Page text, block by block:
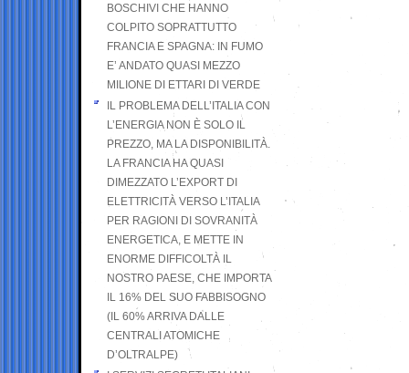
BOSCHIVI CHE HANNO
COLPITO SOPRATTUTTO
FRANCIA E SPAGNA: IN FUMO
E’ ANDATO QUASI MEZZO
MILIONE DI ETTARI DI VERDE
IL PROBLEMA DELL’ITALIA CON
L’ENERGIA NON È SOLO IL
PREZZO, MA LA DISPONIBILITÀ.
LA FRANCIA HA QUASI
DIMEZZATO L’EXPORT DI
ELETTRICITÀ VERSO L’ITALIA
PER RAGIONI DI SOVRANITÀ
ENERGETICA, E METTE IN
ENORME DIFFICOLTÀ IL
NOSTRO PAESE, CHE IMPORTA
IL 16% DEL SUO FABBISOGNO
(IL 60% ARRIVA DALLE
CENTRALI ATOMICHE
D’OLTRALPE)